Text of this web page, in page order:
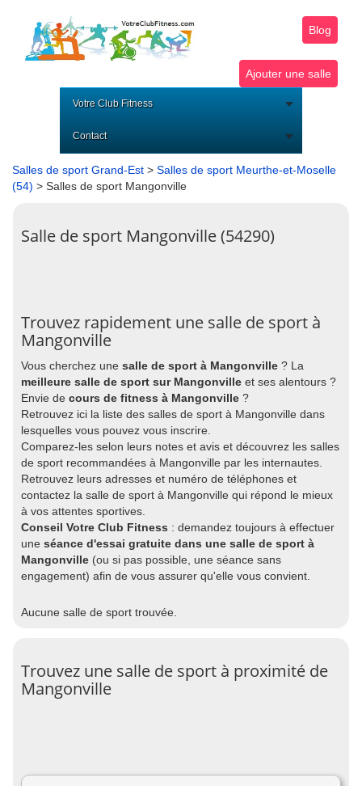
Blog
Ajouter une salle
Votre Club Fitness
Contact
Salles de sport Grand-Est > Salles de sport Meurthe-et-Moselle
(54) > Salles de sport Mangonville
Salle de sport Mangonville (54290)
Trouvez rapidement une salle de sport à
Mangonville
Vous cherchez une salle de sport à Mangonville ? La
meilleure salle de sport sur Mangonville et ses alentours ?
Envie de cours de fitness à Mangonville ?
Retrouvez ici la liste des salles de sport à Mangonville dans
lesquelles vous pouvez vous inscrire.
Comparez-les selon leurs notes et avis et découvrez les salles
de sport recommandées à Mangonville par les internautes.
Retrouvez leurs adresses et numéro de téléphones et
contactez la salle de sport à Mangonville qui répond le mieux
à vos attentes sportives.
Conseil Votre Club Fitness : demandez toujours à effectuer
une séance d'essai gratuite dans une salle de sport à
Mangonville (ou si pas possible, une séance sans
engagement) afin de vous assurer qu'elle vous convient.
Aucune salle de sport trouvée.
Trouvez une salle de sport à proximité de
Mangonville